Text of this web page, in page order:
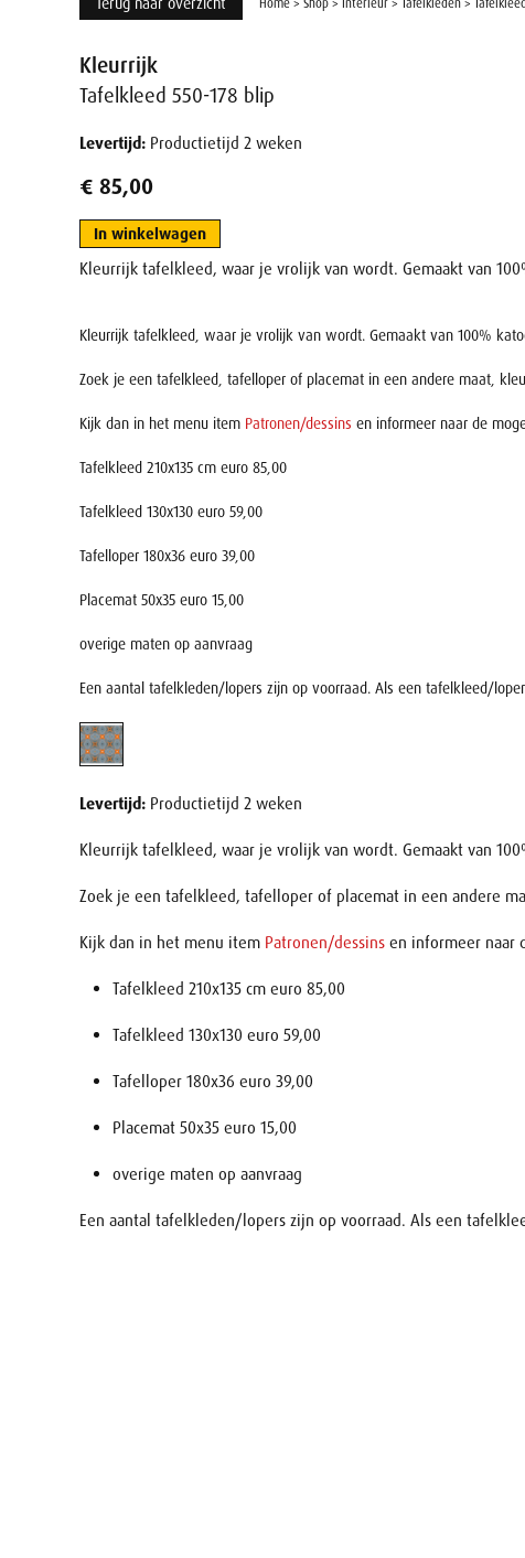
Home > Shop > Interieur > Tafelkleden >
Kleurrijk
Tafelkleed 550-178 blip
Levertijd: Productietijd 2 weken
€ 85,00
In winkelwagen
Kleurrijk tafelkleed, waar je vrolijk van wordt. Gemaakt van
Kleurrijk tafelkleed, waar je vrolijk van wordt. Gemaakt van 100%
Zoek je een tafelkleed, tafelloper of placemat in een andere maat,
Kijk dan in het menu item Patronen/dessins en informeer naar de
Tafelkleed 210x135 cm euro 85,00
Tafelkleed 130x130 euro 59,00
Tafelloper 180x36 euro 39,00
Placemat 50x35 euro 15,00
overige maten op aanvraag
Een aantal tafelkleden/lopers zijn op voorraad. Als een tafelkleed/
Levertijd: Productietijd 2 weken
Kleurrijk tafelkleed, waar je vrolijk van wordt. Gemaakt van
Zoek je een tafelkleed, tafelloper of placemat in een andere
Kijk dan in het menu item Patronen/dessins en informeer naar
Tafelkleed 210x135 cm euro 85,00
Tafelkleed 130x130 euro 59,00
Tafelloper 180x36 euro 39,00
Placemat 50x35 euro 15,00
overige maten op aanvraag
Een aantal tafelkleden/lopers zijn op voorraad. Als een